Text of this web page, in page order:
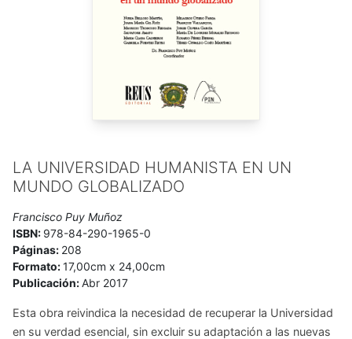
LA UNIVERSIDAD HUMANISTA EN UN
MUNDO GLOBALIZADO
Francisco Puy Muñoz
ISBN: 978-84-290-1965-0
Páginas: 208
Formato:17,00cm x 24,00cm
Publicación:Abr 2017
Esta obra reivindica la necesidad de recuperar la Universidad
en su verdad esencial, sin excluir su adaptación a las nuevas